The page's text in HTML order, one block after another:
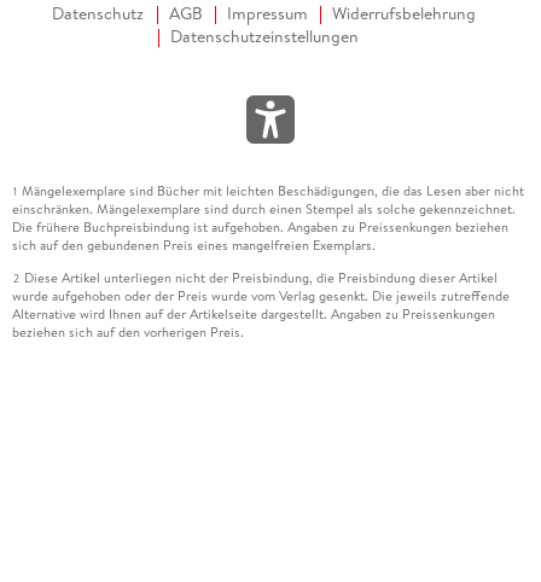
Datenschutz AGB Impressum
Widerrufsbelehrung
Datenschutzeinstellungen
1 Mängelexemplare sind Bücher mit leichten Beschädigungen, die das Lesen aber nicht
einschränken. Mängelexemplare sind durch einen Stempel als solche gekennzeichnet.
Die frühere Buchpreisbindung ist aufgehoben. Angaben zu Preissenkungen beziehen
sich auf den gebundenen Preis eines mangelfreien Exemplars.
2 Diese Artikel unterliegen nicht der Preisbindung, die Preisbindung dieser Artikel
wurde aufgehoben oder der Preis wurde vom Verlag gesenkt. Die jeweils zutreffende
Alternative wird Ihnen auf der Artikelseite dargestellt. Angaben zu Preissenkungen
beziehen sich auf den vorherigen Preis.